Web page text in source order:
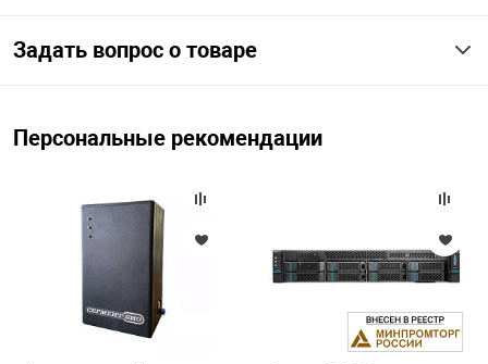
Задать вопрос о товаре
Персональные рекомендации